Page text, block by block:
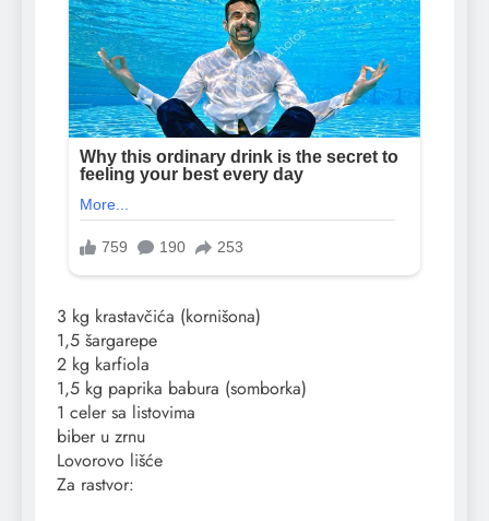
3 kg krastavčića (kornišona)
1,5 šargarepe
2 kg karfiola
1,5 kg paprika babura (somborka)
1 celer sa listovima
biber u zrnu
Lovorovo lišće
Za rastvor: